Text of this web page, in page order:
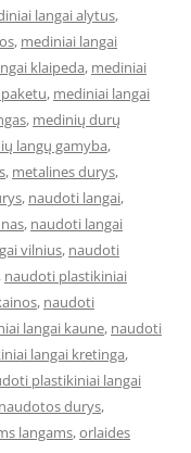
langai alytus,
, mediniai langai
klaipeda, mediniai
, mediniai langai
, medinių durų
langų gamyba,
, metalines durys,
, naudoti langai,
, naudoti langai
vilnius, naudoti
, naudoti plastikiniai
, naudoti
langai kaune, naudoti
langai kretinga,
plastikiniai langai
naudotos durys,
langams,orlaides